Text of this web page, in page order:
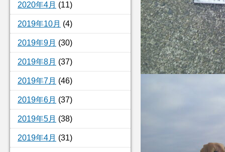
2020年4月 (11)
2019年10月 (4)
2019年9月 (30)
2019年8月 (37)
2019年7月 (46)
2019年6月 (37)
2019年5月 (38)
2019年4月 (31)